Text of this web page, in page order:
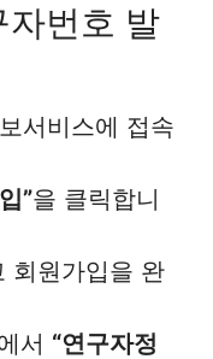
번호 발
서비스에 접속
”을 클릭합니
회원가입을 완
서 “연구자정